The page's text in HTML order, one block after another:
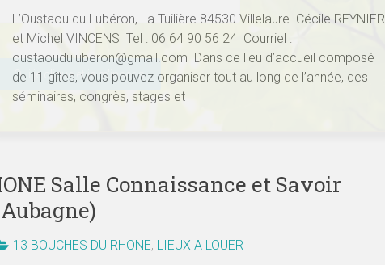
L’Oustaou du Lubéron, La Tuilière 84530 Villelaure Cécile REYNIER
et Michel VINCENS Tel : 06 64 90 56 24 Courriel :
oustaouduluberon@gmail.com Dans ce lieu d’accueil composé
de 11 gîtes, vous pouvez organiser tout au long de l’année, des
séminaires, congrès, stages et
Salle Connaissance et Savoir
13 BOUCHES DU RHONE, LIEUX A LOUER
Veuillez laisser ce champ vide.